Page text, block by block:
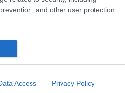
and other user protection.
Access Privacy Policy